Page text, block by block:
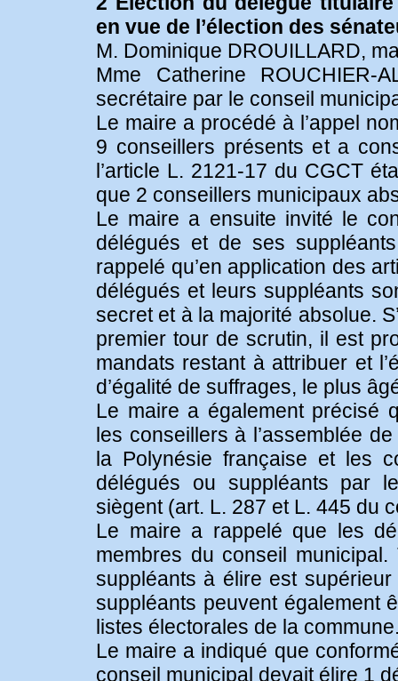
en vue de l’élection des
M. Dominique DROUILLARD,
Mme Catherine
secrétaire par le conseil
Le maire a procédé à l’appel
9 conseillers présents et a
l’article L. 2121-17 du CGCT
que 2 conseillers municipaux
Le maire a ensuite invité le
délégués et de ses
rappelé qu’en application des
délégués et leurs suppléants
secret et à la majorité absolue.
premier tour de scrutin, il est
mandats restant à attribuer et
d’égalité de suffrages, le plus
Le maire a également précisé
les conseillers à l’assemblée
la Polynésie française et les
délégués ou suppléants par
siègent (art. L. 287 et L. 445 du
Le maire a rappelé que les
membres du conseil
suppléants à élire est
suppléants peuvent également
listes électorales de la
Le maire a indiqué que
conseil municipal devait élire 1